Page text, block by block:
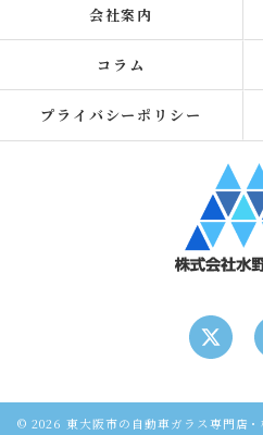
会社案内
コラム
プライバシーポリシー
© 2026 東大阪市の自動車ガラス専門店